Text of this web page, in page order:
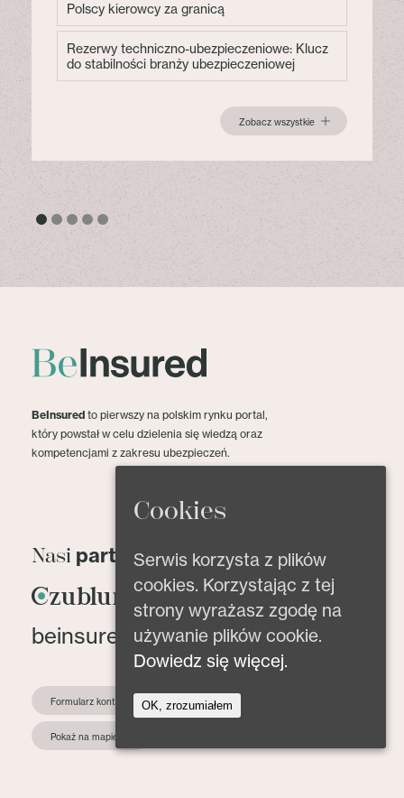
Polscy kierowcy za granicą
Rezerwy techniczno-ubezpieczeniowe: Klucz
do stabilności branży ubezpieczeniowej
Zobacz wszystkie
BeInsured to pierwszy na polskim rynku portal,
który powstał w celu dzielenia się wiedzą oraz
kompetencjami z zakresu ubezpieczeń.
Nasi partnerzy
beinsured@beinsured.pl
Formularz kontaktowy
Pokaż na mapie
Cookies
Serwis korzysta z plików
cookies. Korzystając z tej
strony wyrażasz zgodę na
używanie plików cookie.
Dowiedz się więcej.
OK, zrozumiałem